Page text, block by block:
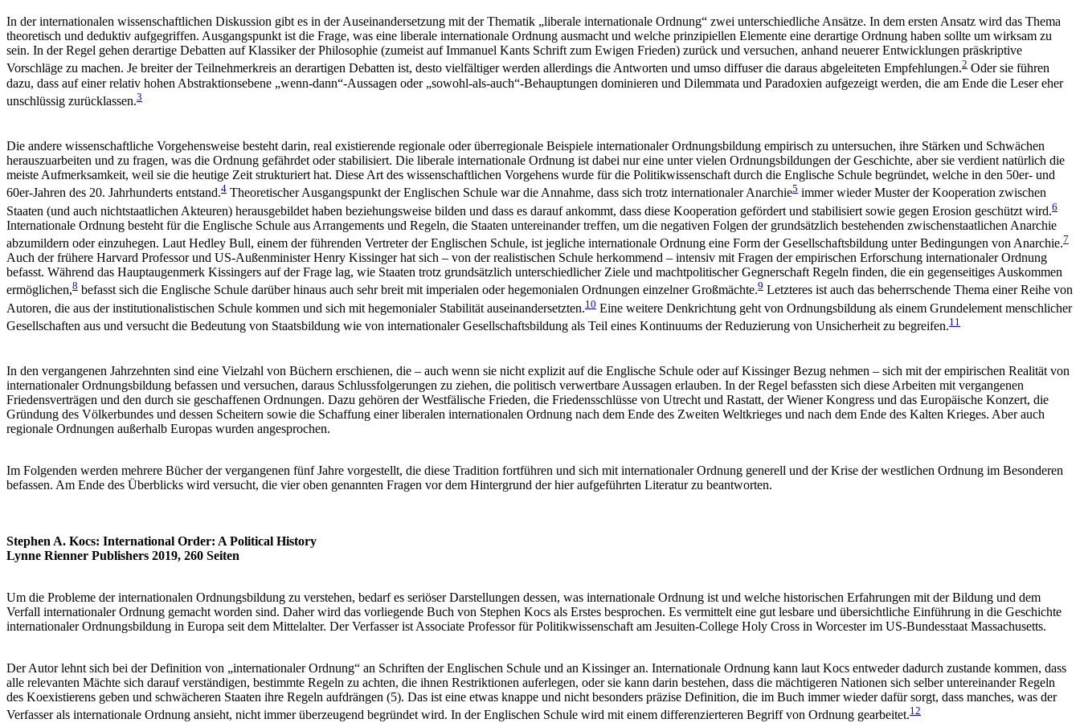
In der internationalen wissenschaftlichen Diskussion gibt es in der Auseinandersetzung mit der Thematik „liberale internationale Ordnung“ zwei unterschiedliche Ansätze. In dem ersten Ansatz wird das Thema
theoretisch und deduktiv aufgegriffen. Ausgangspunkt ist die Frage, was eine liberale internationale Ordnung ausmacht und welche prinzipiellen Elemente eine derartige Ordnung haben sollte um wirksam zu
sein. In der Regel gehen derartige Debatten auf Klassiker der Philosophie (zumeist auf Immanuel Kants Schrift zum Ewigen Frieden) zurück und versuchen, anhand neuerer Entwicklungen präskriptive
Vorschläge zu machen. Je breiter der Teilnehmerkreis an derartigen Debatten ist, desto vielfältiger werden allerdings die Antworten und umso diffuser die daraus abgeleiteten Empfehlungen.2 Oder sie führen
dazu, dass auf einer relativ hohen Abstraktionsebene „wenn-dann“-Aussagen oder „sowohl-als-auch“-Behauptungen dominieren und Dilemmata und Paradoxien aufgezeigt werden, die am Ende die Leser eher
unschlüssig zurücklassen.3
Die andere wissenschaftliche Vorgehensweise besteht darin, real existierende regionale oder überregionale Beispiele internationaler Ordnungsbildung empirisch zu untersuchen, ihre Stärken und Schwächen
herauszuarbeiten und zu fragen, was die Ordnung gefährdet oder stabilisiert. Die liberale internationale Ordnung ist dabei nur eine unter vielen Ordnungsbildungen der Geschichte, aber sie verdient natürlich die
meiste Aufmerksamkeit, weil sie die heutige Zeit strukturiert hat. Diese Art des wissenschaftlichen Vorgehens wurde für die Politikwissenschaft durch die Englische Schule begründet, welche in den 50er- und
60er-Jahren des 20. Jahrhunderts entstand.4 Theoretischer Ausgangspunkt der Englischen Schule war die Annahme, dass sich trotz internationaler Anarchie5 immer wieder Muster der Kooperation zwischen
Staaten (und auch nichtstaatlichen Akteuren) herausgebildet haben beziehungsweise bilden und dass es darauf ankommt, dass diese Kooperation gefördert und stabilisiert sowie gegen Erosion geschützt wird.6
Internationale Ordnung besteht für die Englische Schule aus Arrangements und Regeln, die Staaten untereinander treffen, um die negativen Folgen der grundsätzlich bestehenden zwischenstaatlichen Anarchie
abzumildern oder einzuhegen. Laut Hedley Bull, einem der führenden Vertreter der Englischen Schule, ist jegliche internationale Ordnung eine Form der Gesellschaftsbildung unter Bedingungen von Anarchie.7
Auch der frühere Harvard Professor und US-Außenminister Henry Kissinger hat sich – von der realistischen Schule herkommend – intensiv mit Fragen der empirischen Erforschung internationaler Ordnung
befasst. Während das Hauptaugenmerk Kissingers auf der Frage lag, wie Staaten trotz grundsätzlich unterschiedlicher Ziele und machtpolitischer Gegnerschaft Regeln finden, die ein gegenseitiges Auskommen
ermöglichen,8 befasst sich die Englische Schule darüber hinaus auch sehr breit mit imperialen oder hegemonialen Ordnungen einzelner Großmächte.9 Letzteres ist auch das beherrschende Thema einer Reihe von
Autoren, die aus der institutionalistischen Schule kommen und sich mit hegemonialer Stabilität auseinandersetzten.10 Eine weitere Denkrichtung geht von Ordnungsbildung als einem Grundelement menschlicher
Gesellschaften aus und versucht die Bedeutung von Staatsbildung wie von internationaler Gesellschaftsbildung als Teil eines Kontinuums der Reduzierung von Unsicherheit zu begreifen.11
In den vergangenen Jahrzehnten sind eine Vielzahl von Büchern erschienen, die – auch wenn sie nicht explizit auf die Englische Schule oder auf Kissinger Bezug nehmen – sich mit der empirischen Realität von
internationaler Ordnungsbildung befassen und versuchen, daraus Schlussfolgerungen zu ziehen, die politisch verwertbare Aussagen erlauben. In der Regel befassten sich diese Arbeiten mit vergangenen
Friedensverträgen und den durch sie geschaffenen Ordnungen. Dazu gehören der Westfälische Frieden, die Friedensschlüsse von Utrecht und Rastatt, der Wiener Kongress und das Europäische Konzert, die
Gründung des Völkerbundes und dessen Scheitern sowie die Schaffung einer liberalen internationalen Ordnung nach dem Ende des Zweiten Weltkrieges und nach dem Ende des Kalten Krieges. Aber auch
regionale Ordnungen außerhalb Europas wurden angesprochen.
Im Folgenden werden mehrere Bücher der vergangenen fünf Jahre vorgestellt, die diese Tradition fortführen und sich mit internationaler Ordnung generell und der Krise der westlichen Ordnung im Besonderen
befassen. Am Ende des Überblicks wird versucht, die vier oben genannten Fragen vor dem Hintergrund der hier aufgeführten Literatur zu beantworten.
Stephen A. Kocs: International Order: A Political History
Lynne Rienner Publishers 2019, 260 Seiten
Um die Probleme der internationalen Ordnungsbildung zu verstehen, bedarf es seriöser Darstellungen dessen, was internationale Ordnung ist und welche historischen Erfahrungen mit der Bildung und dem
Verfall internationaler Ordnung gemacht worden sind. Daher wird das vorliegende Buch von Stephen Kocs als Erstes besprochen. Es vermittelt eine gut lesbare und übersichtliche Einführung in die Geschichte
internationaler Ordnungsbildung in Europa seit dem Mittelalter. Der Verfasser ist Associate Professor für Politikwissenschaft am Jesuiten-College Holy Cross in Worcester im US-Bundesstaat Massachusetts.
Der Autor lehnt sich bei der Definition von „internationaler Ordnung“ an Schriften der Englischen Schule und an Kissinger an. Internationale Ordnung kann laut Kocs entweder dadurch zustande kommen, dass
alle relevanten Mächte sich darauf verständigen, bestimmte Regeln zu achten, die ihnen Restriktionen auferlegen, oder sie kann darin bestehen, dass die mächtigeren Nationen sich selber untereinander Regeln
des Koexistierens geben und schwächeren Staaten ihre Regeln aufdrängen (5). Das ist eine etwas knappe und nicht besonders präzise Definition, die im Buch immer wieder dafür sorgt, dass manches, was der
Verfasser als internationale Ordnung ansieht, nicht immer überzeugend begründet wird. In der Englischen Schule wird mit einem differenzierteren Begriff von Ordnung gearbeitet.12